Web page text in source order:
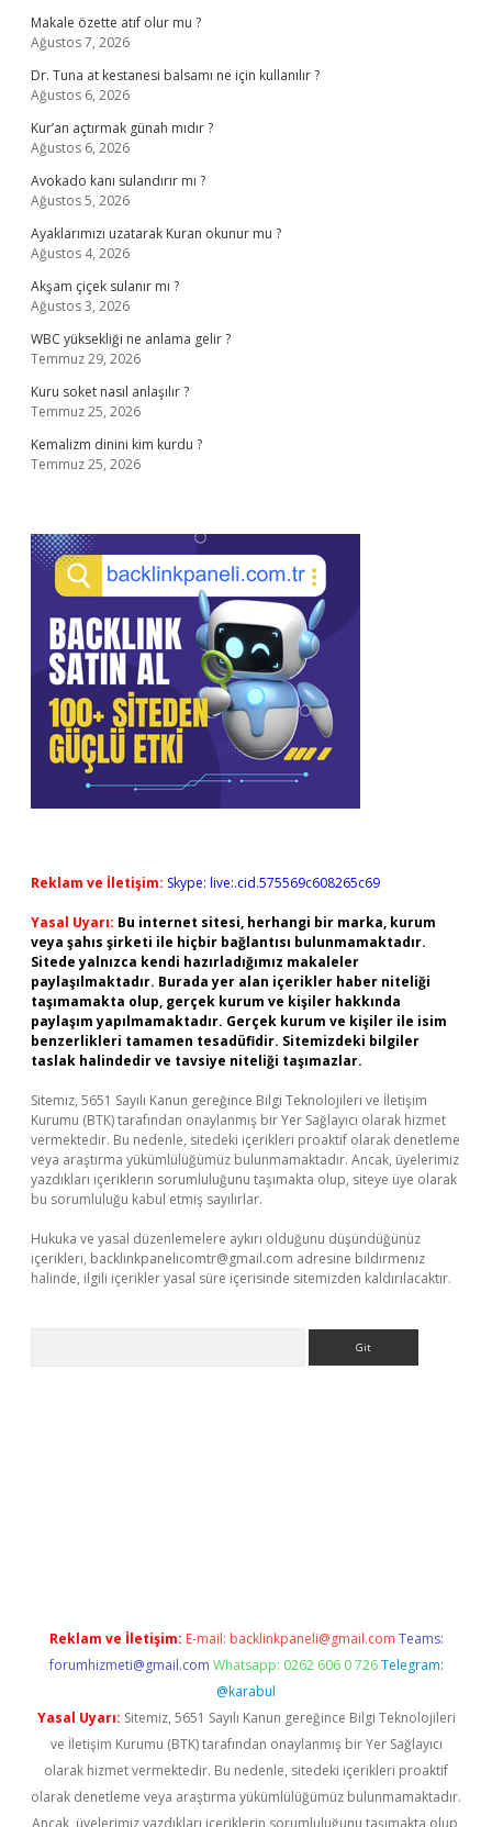
Makale özette atıf olur mu ?
Ağustos 7, 2026
Dr. Tuna at kestanesi balsamı ne için kullanılır ?
Ağustos 6, 2026
Kur’an açtırmak günah mıdır ?
Ağustos 6, 2026
Avokado kanı sulandırır mı ?
Ağustos 5, 2026
Ayaklarımızı uzatarak Kuran okunur mu ?
Ağustos 4, 2026
Akşam çiçek sulanır mı ?
Ağustos 3, 2026
WBC yüksekliği ne anlama gelir ?
Temmuz 29, 2026
Kuru soket nasıl anlaşılır ?
Temmuz 25, 2026
Kemalizm dinini kim kurdu ?
Temmuz 25, 2026
Reklam ve İletişim: Skype: live:.cid.575569c608265c69
Yasal Uyarı: Bu internet sitesi, herhangi bir marka, kurum
veya şahıs şirketi ile hiçbir bağlantısı bulunmamaktadır.
Sitede yalnızca kendi hazırladığımız makaleler
paylaşılmaktadır. Burada yer alan içerikler haber niteliği
taşımamakta olup, gerçek kurum ve kişiler hakkında
paylaşım yapılmamaktadır. Gerçek kurum ve kişiler ile isim
benzerlikleri tamamen tesadüfidir. Sitemizdeki bilgiler
taslak halindedir ve tavsiye niteliği taşımazlar.
Sitemiz, 5651 Sayılı Kanun gereğince Bilgi Teknolojileri ve İletişim
Kurumu (BTK) tarafından onaylanmış bir Yer Sağlayıcı olarak hizmet
vermektedir. Bu nedenle, sitedeki içerikleri proaktif olarak denetleme
veya araştırma yükümlülüğümüz bulunmamaktadır. Ancak, üyelerimiz
yazdıkları içeriklerin sorumluluğunu taşımakta olup, siteye üye olarak
bu sorumluluğu kabul etmiş sayılırlar.
Hukuka ve yasal düzenlemelere aykırı olduğunu düşündüğünüz
içerikleri, backlinkpanelicomtr@gmail.com adresine bildirmeniz
halinde, ilgili içerikler yasal süre içerisinde sitemizden kaldırılacaktır.
Reklam ve İletişim: E-mail: backlinkpaneli@gmail.com Teams:
forumhizmeti@gmail.com Whatsapp: 0262 606 0 726 Telegram:
@karabul
Yasal Uyarı: Sitemiz, 5651 Sayılı Kanun gereğince Bilgi Teknolojileri
ve İletişim Kurumu (BTK) tarafından onaylanmış bir Yer Sağlayıcı
olarak hizmet vermektedir. Bu nedenle, sitedeki içerikleri proaktif
olarak denetleme veya araştırma yükümlülüğümüz bulunmamaktadır.
Ancak, üyelerimiz yazdıkları içeriklerin sorumluluğunu taşımakta olup,